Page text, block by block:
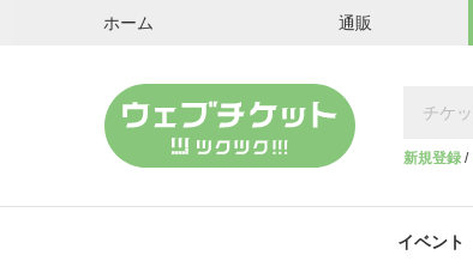
ホーム 通販
新規登録 /
イベント